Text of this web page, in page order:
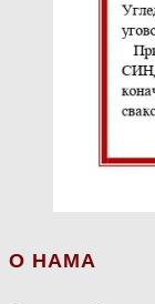
О НАМА